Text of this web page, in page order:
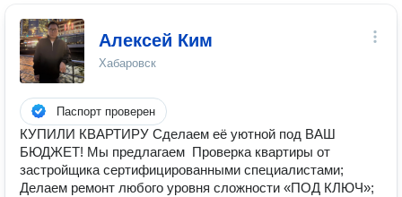
Алексей Ким
Хабаровск
Паспорт проверен
КУПИЛИ КВАРТИРУ Сделаем её уютной под ВАШ
БЮДЖЕТ! Мы предлагаем ️ Проверка квартиры от
застройщика сертифицированными специалистами; ️
Делаем ремонт любого уровня сложности «ПОД КЛЮЧ»;